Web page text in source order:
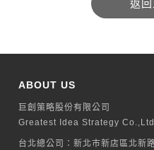
ABOUT US
巨創策略股份有限公司
Greatest Idea Strategy Co.,Ltd
台北總公司：新北巿新店區北新